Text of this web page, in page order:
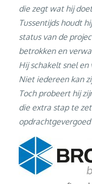
die zegt wat hij
Tussentijds houdt
status van de
betrokken en
Hij schakelt snel
Niet iedereen kan
Toch probeert hij
die extra stap te